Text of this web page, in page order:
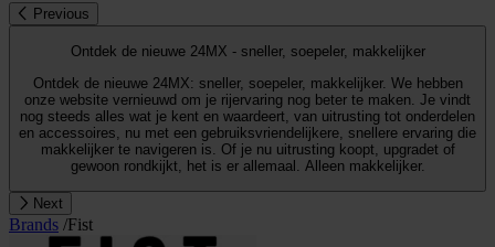
Previous
Ontdek de nieuwe 24MX - sneller, soepeler, makkelijker
Ontdek de nieuwe 24MX: sneller, soepeler, makkelijker. We hebben
onze website vernieuwd om je rijervaring nog beter te maken. Je vindt
nog steeds alles wat je kent en waardeert, van uitrusting tot onderdelen
en accessoires, nu met een gebruiksvriendelijkere, snellere ervaring die
makkelijker te navigeren is. Of je nu uitrusting koopt, upgradet of
gewoon rondkijkt, het is er allemaal. Alleen makkelijker.
Next
Brands /Fist